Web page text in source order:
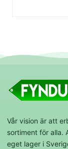
Vår vision är att
sortiment för alla.
eget lager i